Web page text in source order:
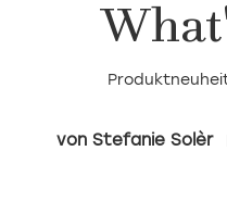
Stefanie Solèr